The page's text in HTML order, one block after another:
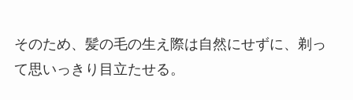
そのため、髪の毛の生え際は自然にせずに、剃っ
て思いっきり目立たせる。